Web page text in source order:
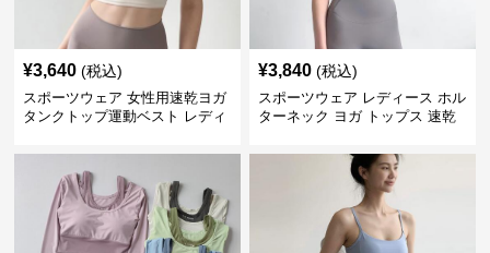
¥3,640 (税込)
スポーツウェア 女性用速乾ヨガ
タンクトップ運動ベスト レディ
¥3,840 (税込)
スポーツウェア レディース ホル
ターネック ヨガ トップス 速乾